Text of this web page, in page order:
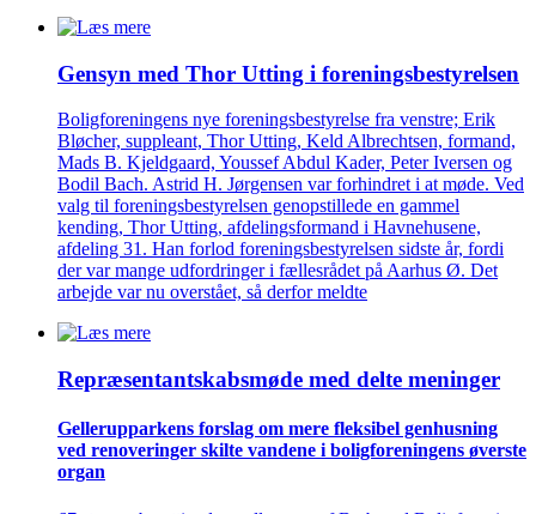
Gensyn med Thor Utting i forenings­bestyrelsen
Boligforeningens nye foreningsbestyrelse fra venstre; Erik
Bløcher, suppleant, Thor Utting, Keld Albrechtsen, formand,
Mads B. Kjeldgaard, Youssef Abdul Kader, Peter Iversen og
Bodil Bach. Astrid H. Jørgensen var forhindret i at møde. Ved
valg til foreningsbestyrelsen genopstillede en gammel
kending, Thor Utting, afdelingsformand i Havnehusene,
afdeling 31. Han forlod foreningsbestyrelsen sidste år, fordi
der var mange udfordringer i fællesrådet på Aarhus Ø. Det
arbejde var nu overstået, så derfor meldte
Repræsentant­skabs­møde med delte meninger
Gellerup­parkens forslag om mere fleksibel genhusning
ved renove­ringer skilte vandene i bolig­foreningens øverste
organ